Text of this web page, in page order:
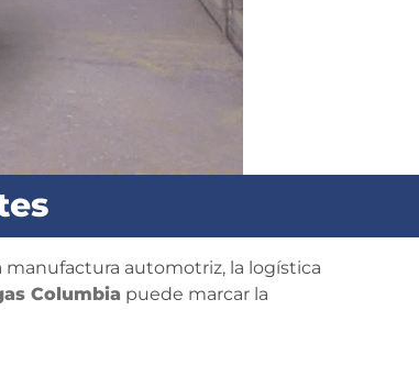
automotriz, la logística
Columbia puede marcar la